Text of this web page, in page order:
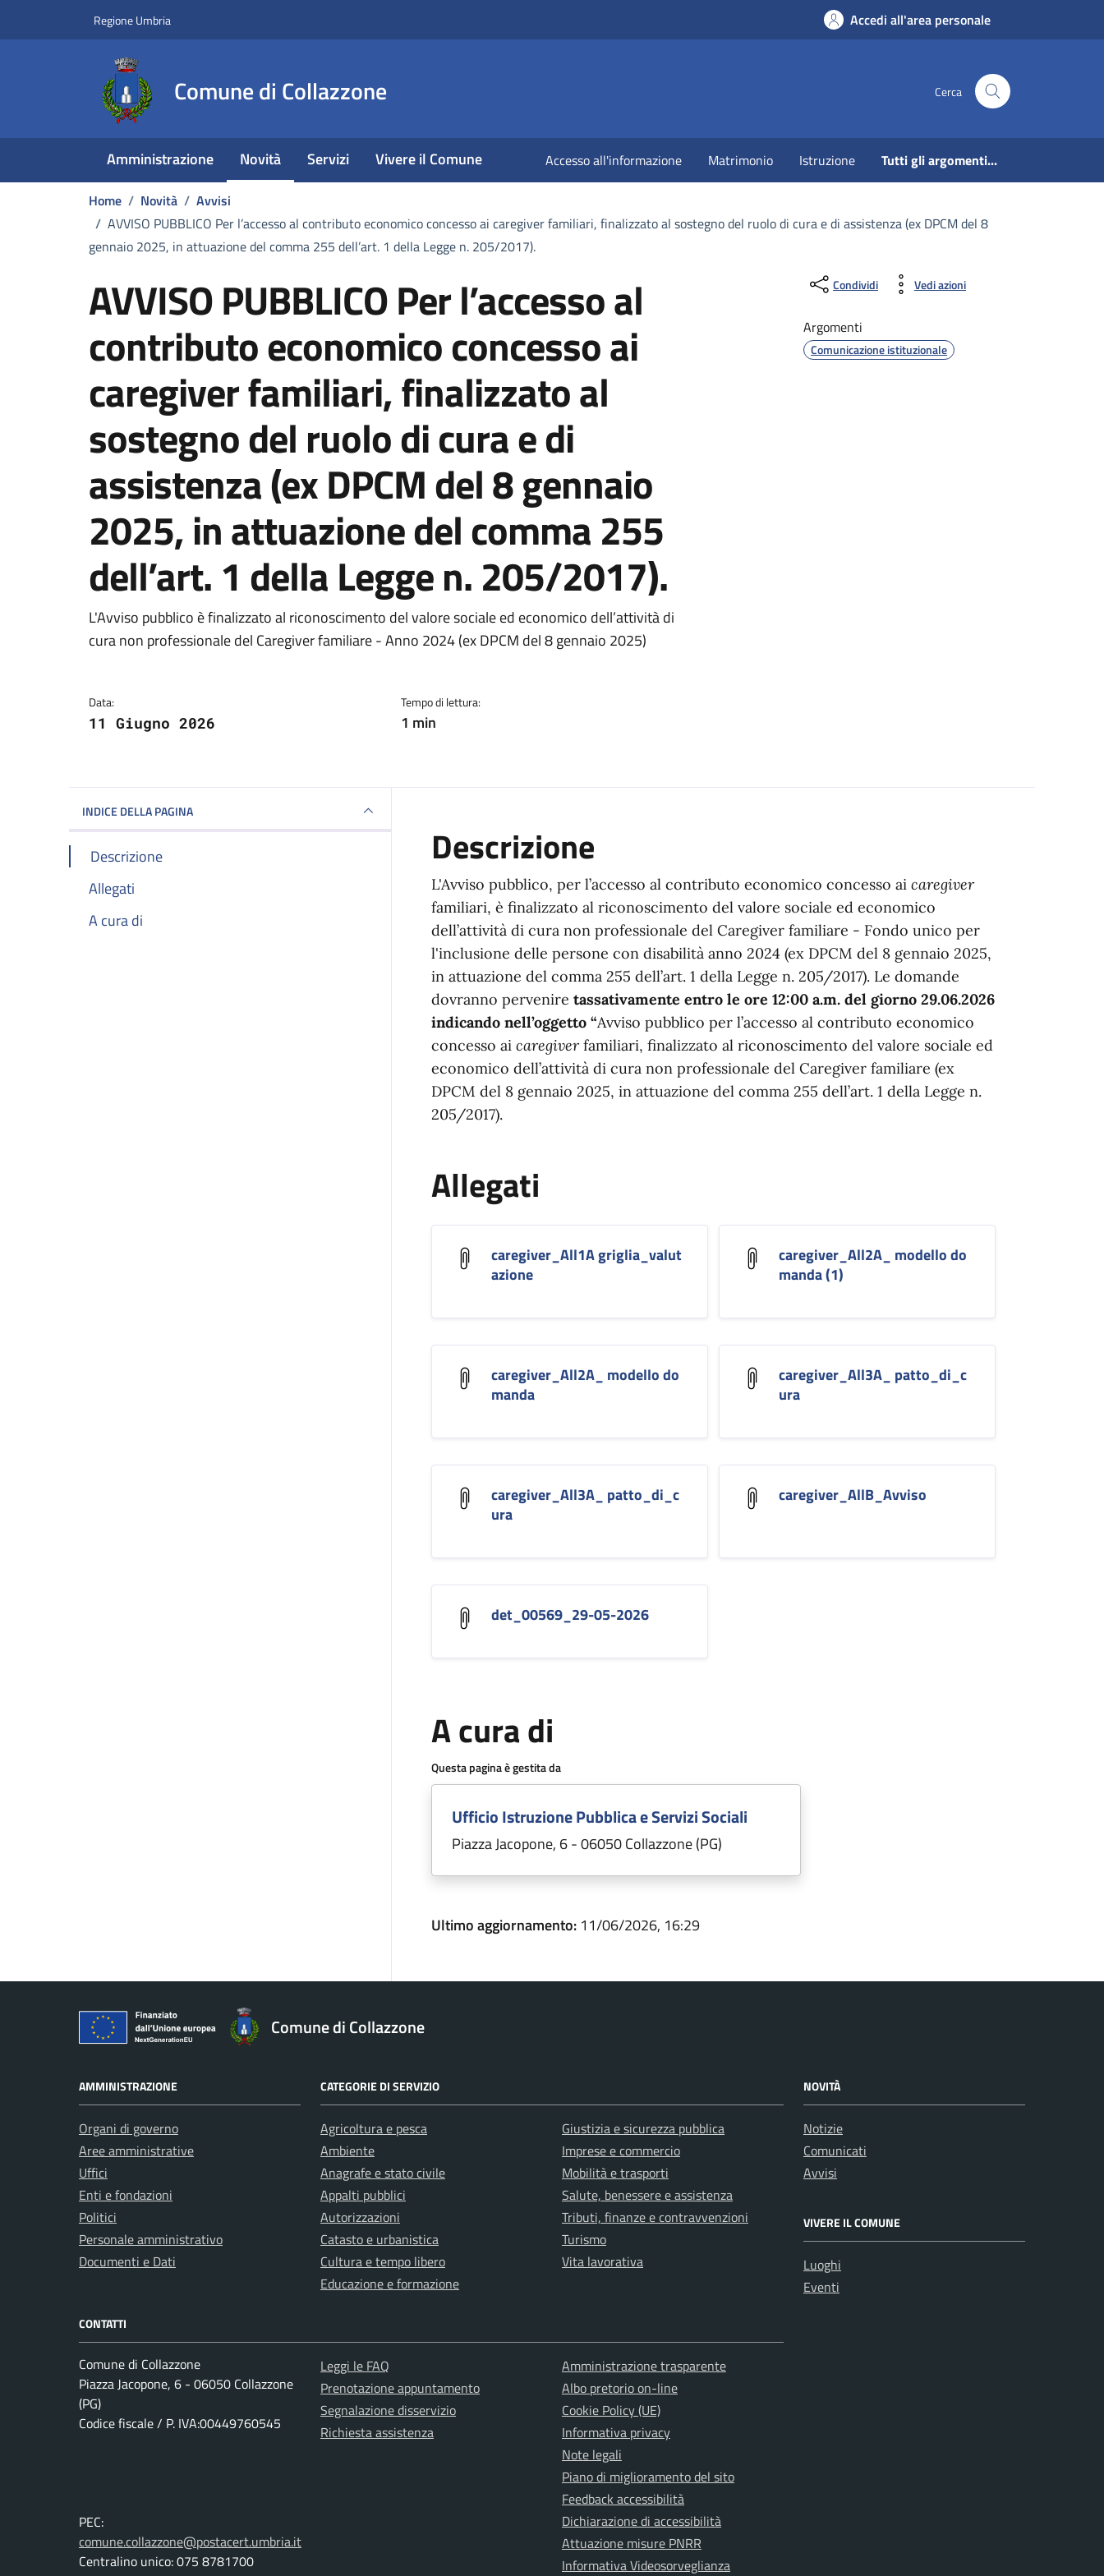
Regione Umbria Accedi all'area personale
Comune di Collazzone Cerca
Amministrazione Novità Servizi Vivere il Comune Accesso all'informazione Matrimonio Istruzione Tutti gli argomenti...
Home / Novità / Avvisi
/ AVVISO PUBBLICO Per l’accesso al contributo economico concesso ai caregiver familiari, finalizzato al sostegno del ruolo di cura e di assistenza (ex DPCM del 8
gennaio 2025, in attuazione del comma 255 dell’art. 1 della Legge n. 205/2017).
AVVISO PUBBLICO Per l’accesso al
contributo economico concesso ai
caregiver familiari, finalizzato al
sostegno del ruolo di cura e di
assistenza (ex DPCM del 8 gennaio
2025, in attuazione del comma 255
dell’art. 1 della Legge n. 205/2017).
Dettagli della notizia
L'Avviso pubblico è finalizzato al riconoscimento del valore sociale ed economico dell’attività di
cura non professionale del Caregiver familiare - Anno 2024 (ex DPCM del 8 gennaio 2025)
Data:
11 Giugno 2026
Tempo di lettura:
1 min
Condividi Vedi azioni
Argomenti
Comunicazione istituzionale
INDICE DELLA PAGINA
Descrizione
Allegati
A cura di
Descrizione
L'Avviso pubblico, per l’accesso al contributo economico concesso ai caregiver
familiari, è finalizzato al riconoscimento del valore sociale ed economico
dell’attività di cura non professionale del Caregiver familiare - Fondo unico per
l'inclusione delle persone con disabilità anno 2024 (ex DPCM del 8 gennaio 2025,
in attuazione del comma 255 dell’art. 1 della Legge n. 205/2017). Le domande
dovranno pervenire tassativamente entro le ore 12:00 a.m. del giorno 29.06.2026
indicando nell’oggetto “Avviso pubblico per l’accesso al contributo economico
concesso ai caregiverfamiliari, finalizzato al riconoscimento del valore sociale ed
economico dell’attività di cura non professionale del Caregiver familiare (ex
DPCM del 8 gennaio 2025, in attuazione del comma 255 dell’art. 1 della Legge n.
205/2017).
Allegati
caregiver_All1A griglia_valut
azione
caregiver_All2A_ modello do
manda (1)
caregiver_All2A_ modello do
manda
caregiver_All3A_ patto_di_c
ura
caregiver_All3A_ patto_di_c
ura
caregiver_AllB_Avviso
det_00569_29-05-2026
A cura di
Questa pagina è gestita da
Ufficio Istruzione Pubblica e Servizi Sociali
Piazza Jacopone, 6 - 06050 Collazzone (PG)
Ultimo aggiornamento: 11/06/2026, 16:29
Comune di Collazzone
AMMINISTRAZIONE
Organi di governo
Aree amministrative
Uffici
Enti e fondazioni
Politici
Personale amministrativo
Documenti e Dati
CATEGORIE DI SERVIZIO
Agricoltura e pesca
Ambiente
Anagrafe e stato civile
Appalti pubblici
Autorizzazioni
Catasto e urbanistica
Cultura e tempo libero
Educazione e formazione
Giustizia e sicurezza pubblica
Imprese e commercio
Mobilità e trasporti
Salute, benessere e assistenza
Tributi, finanze e contravvenzioni
Turismo
Vita lavorativa
NOVITÀ
Notizie
Comunicati
Avvisi
VIVERE IL COMUNE
Luoghi
Eventi
CONTATTI
Comune di Collazzone
Piazza Jacopone, 6 - 06050 Collazzone
(PG)
Codice fiscale / P. IVA:00449760545
PEC:
comune.collazzone@postacert.umbria.it
Centralino unico: 075 8781700
Leggi le FAQ
Prenotazione appuntamento
Segnalazione disservizio
Richiesta assistenza
Amministrazione trasparente
Albo pretorio on-line
Cookie Policy (UE)
Informativa privacy
Note legali
Piano di miglioramento del sito
Feedback accessibilità
Dichiarazione di accessibilità
Attuazione misure PNRR
Informativa Videosorveglianza